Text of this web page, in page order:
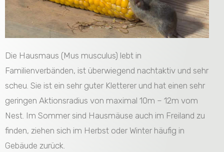
Die Hausmaus (Mus musculus) lebt in
Familienverbänden, ist überwiegend nachtaktiv und sehr
scheu. Sie ist ein sehr guter Kletterer und hat einen sehr
geringen Aktionsradius von maximal 10m – 12m vom
Nest. Im Sommer sind Hausmäuse auch im Freiland zu
finden, ziehen sich im Herbst oder Winter häufig in
Gebäude zurück.